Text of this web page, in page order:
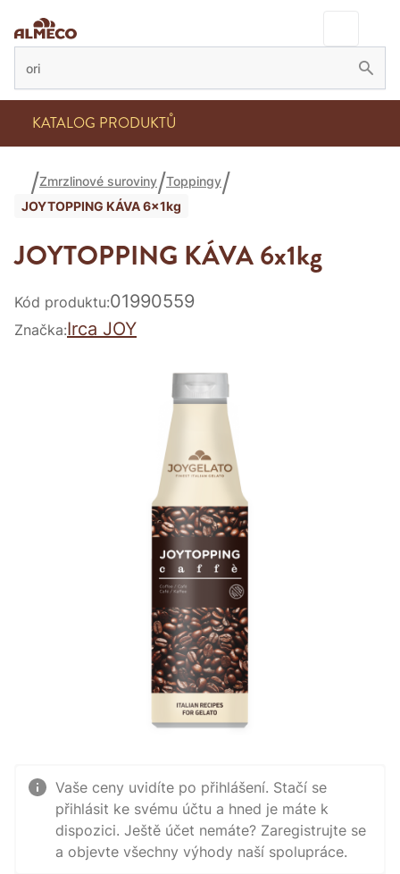
KATALOG PRODUKTŮ
Zmrzlinové suroviny Toppingy
JOYTOPPING KÁVA 6x1kg
JOYTOPPING KÁVA 6x1kg
Kód produktu:01990559
Značka:Irca JOY
Vaše ceny uvidíte po přihlášení. Stačí se
přihlásit ke svému účtu a hned je máte k
dispozici. Ještě účet nemáte? Zaregistrujte se
a objevte všechny výhody naší spolupráce.